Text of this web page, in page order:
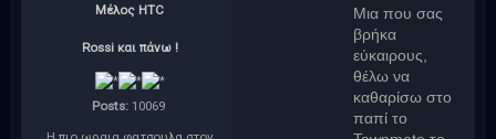
Μέλος ΗTC
Rossi και πάνω !
Posts: 10069
Μια που σας
βρήκα
εύκαιρους,
θέλω να
καθαρίσω στο
παπί το